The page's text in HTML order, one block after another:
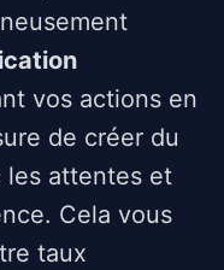
vos actions en
de créer du
les attentes et
Cela vous
taux